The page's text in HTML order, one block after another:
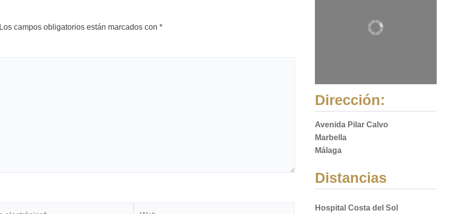
Los campos obligatorios están marcados con *
Dirección:
Avenida Pilar Calvo
Marbella
Málaga
Distancias
Hospital Costa del Sol